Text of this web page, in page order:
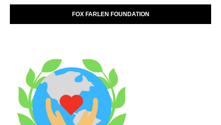
FOX FARLEN FOUNDATION